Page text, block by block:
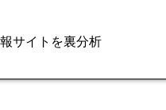
サイトを裏分析